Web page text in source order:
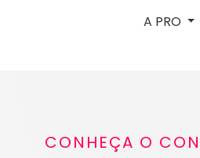
A PRO
CONHEÇA O